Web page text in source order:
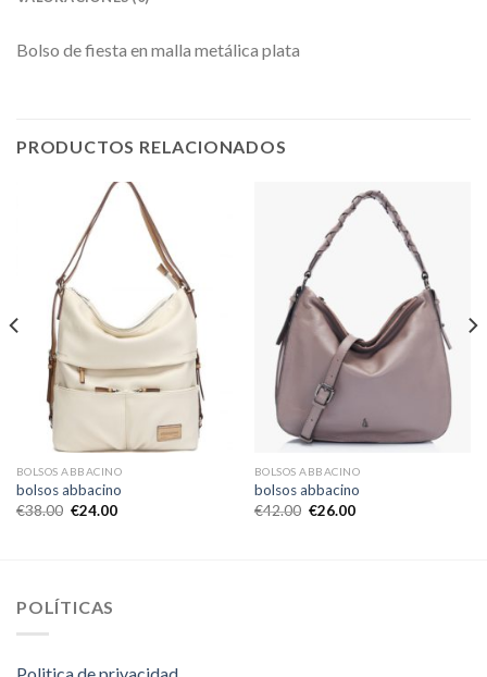
Bolso de fiesta en malla metálica plata
PRODUCTOS RELACIONADOS
BOLSOS ABBACINO
bolsos abbacino
€38.00 €24.00
BOLSOS ABBACINO
bolsos abbacino
€42.00 €26.00
POLÍTICAS